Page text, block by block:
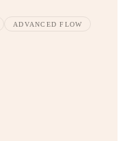
ADVANCED FLOW